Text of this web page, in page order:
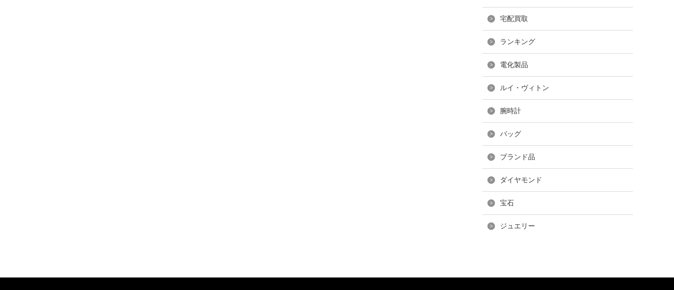
宅配買取
ランキング
電化製品
ルイ・ヴィトン
腕時計
バッグ
ブランド品
ダイヤモンド
宝石
ジュエリー